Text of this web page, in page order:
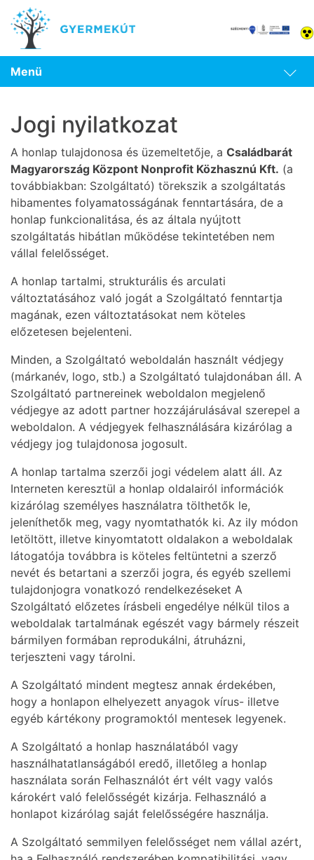
Menü
Jogi nyilatkozat
A honlap tulajdonosa és üzemeltetője, a Családbarát
Magyarország Központ Nonprofit Közhasznú Kft. (a
továbbiakban: Szolgáltató) törekszik a szolgáltatás
hibamentes folyamatosságának fenntartására, de a
honlap funkcionalitása, és az általa nyújtott
szolgáltatás hibátlan működése tekintetében nem
vállal felelősséget.
A honlap tartalmi, strukturális és arculati
változtatásához való jogát a Szolgáltató fenntartja
magának, ezen változtatásokat nem köteles
előzetesen bejelenteni.
Minden, a Szolgáltató weboldalán használt védjegy
(márkanév, logo, stb.) a Szolgáltató tulajdonában áll. A
Szolgáltató partnereinek weboldalon megjelenő
védjegye az adott partner hozzájárulásával szerepel a
weboldalon. A védjegyek felhasználására kizárólag a
védjegy jog tulajdonosa jogosult.
A honlap tartalma szerzői jogi védelem alatt áll. Az
Interneten keresztül a honlap oldalairól információk
kizárólag személyes használatra tölthetők le,
jeleníthetők meg, vagy nyomtathatók ki. Az ily módon
letöltött, illetve kinyomtatott oldalakon a weboldalak
látogatója továbbra is köteles feltüntetni a szerző
nevét és betartani a szerzői jogra, és egyéb szellemi
tulajdonjogra vonatkozó rendelkezéseket A
Szolgáltató előzetes írásbeli engedélye nélkül tilos a
weboldalak tartalmának egészét vagy bármely részeit
bármilyen formában reprodukálni, átruházni,
terjeszteni vagy tárolni.
A Szolgáltató mindent megtesz annak érdekében,
hogy a honlapon elhelyezett anyagok vírus- illetve
egyéb kártékony programoktól mentesek legyenek.
A Szolgáltató a honlap használatából vagy
használhatatlanságából eredő, illetőleg a honlap
használata során Felhasználót ért vélt vagy valós
károkért való felelősségét kizárja. Felhasználó a
honlapot kizárólag saját felelősségére használja.
A Szolgáltató semmilyen felelősséget nem vállal azért,